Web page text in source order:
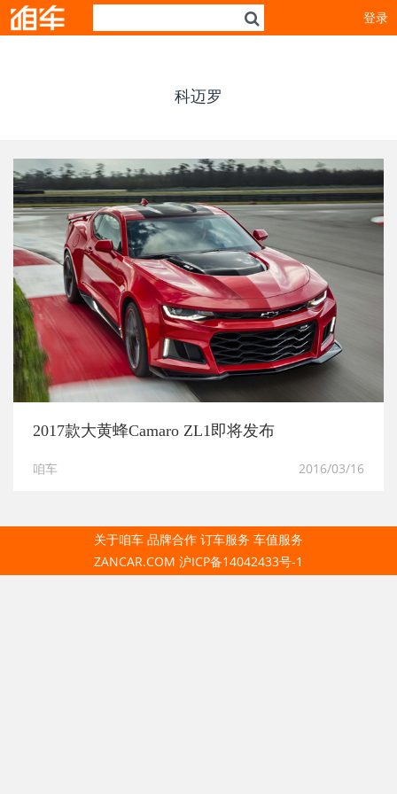
登录
科迈罗
2017款大黄蜂Camaro ZL1即将发布
咱车 2016/03/16
关于咱车 品牌合作 订车服务 车值服务
ZANCAR.COM 沪ICP备14042433号-1